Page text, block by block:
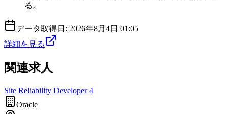
る。
データ取得日: 2026年8月4日 01:05
詳細を見る
関連求人
Site Reliability Developer 4
Oracle